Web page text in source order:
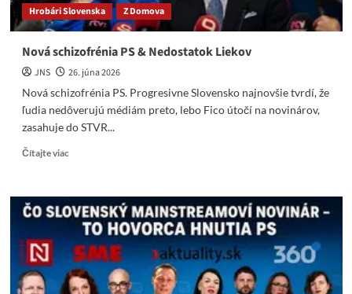
Hrobári Slovenska Z Domova
Nová schizofrénia PS & Nedostatok Liekov
JNS
26. júna 2026
Nová schizofrénia PS. Progresivne Slovensko najnovšie tvrdí, že
ľudia nedôverujú médiám preto, lebo Fico útočí na novinárov,
zasahuje do STVR...
Čítajte viacRead
Nová
schizofrénia
Nedostatok
Liekov